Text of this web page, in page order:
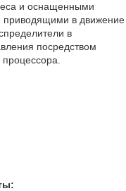
и оснащенными
приводящими в движение
в
посредством